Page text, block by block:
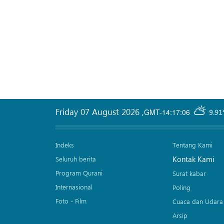
GMT-14:17:06
Friday 07 August 2026 ,
Indeks
Seluruh berita
Program Qurani
Internasional
Foto - Film
Tentang Kami
Kontak Kami
Surat kabar
Poling
Cuaca dan Udara
Arsip